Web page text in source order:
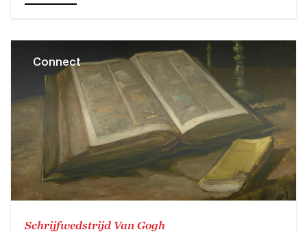
Connect
Schrijfwedstrijd Van Gogh